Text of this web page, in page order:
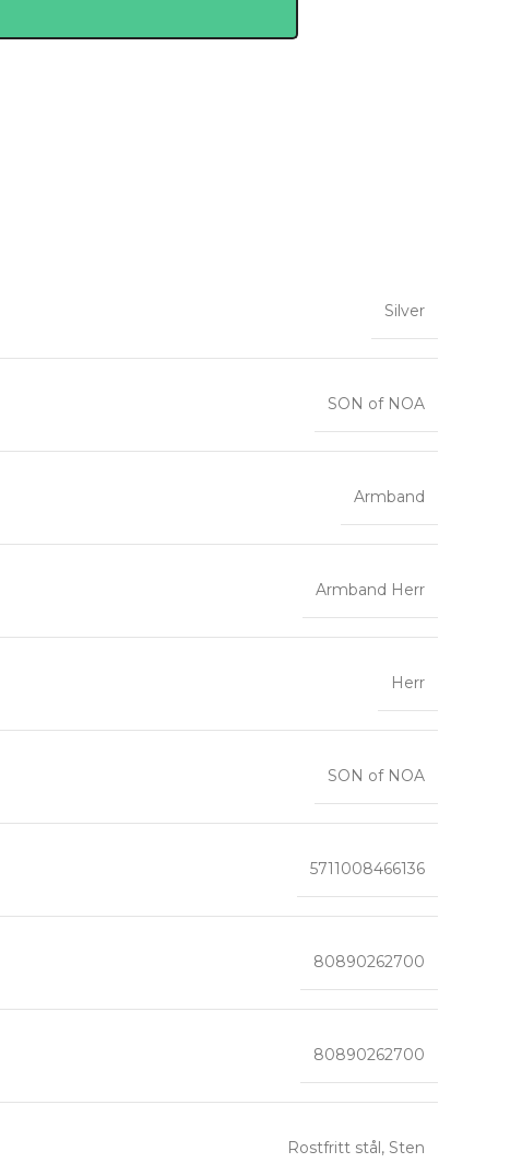
Silver
SON of NOA
Armband
Armband Herr
Herr
SON of NOA
5711008466136
80890262700
80890262700
Rostfritt stål , Sten